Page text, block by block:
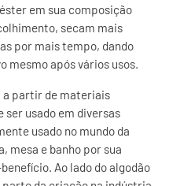
em sua composição
secam mais
por mais tempo, dando
mesmo após vários usos.
a partir de materiais
usado em diversas
usado no mundo da
mesa e banho por sua
Ao lado do algodão